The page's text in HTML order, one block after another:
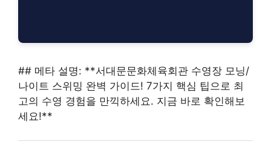
## 메타 설명: **서대문문화체육회관 수영장 모닝/
나이트 스위밍 완벽 가이드! 7가지 핵심 팁으로 최
고의 수영 경험을 만끽하세요. 지금 바로 확인해보
세요!**